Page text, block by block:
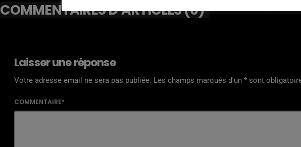
COMMENTAIRES D’ARTICLES (0)
Laisser une réponse
Votre adresse email ne sera pas publiée. Les champs marqués d'un * sont
COMMENTAIRE*